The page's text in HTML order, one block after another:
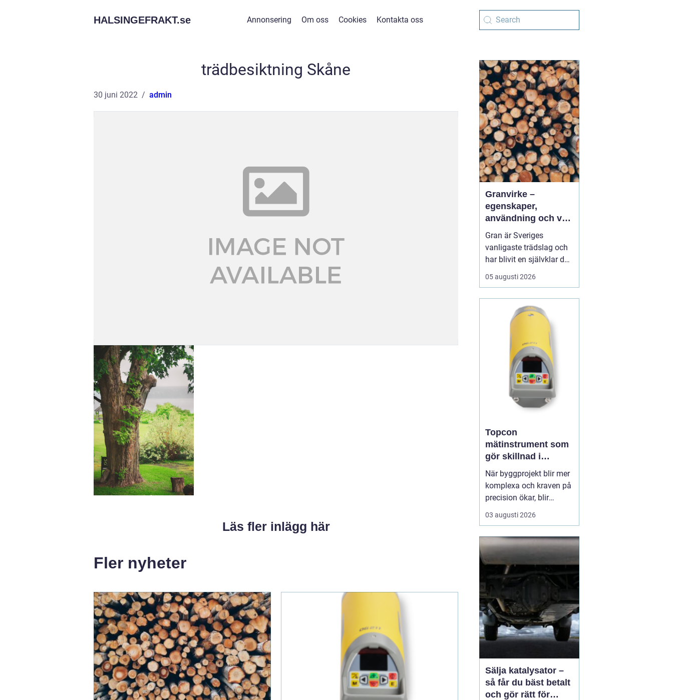
HALSINGEFRAKT.se Annonsering Om oss Cookies Kontakta oss
trädbesiktning Skåne
30 juni 2022 admin
Läs fler inlägg här
Fler nyheter
Granvirke –
egenskaper,
användning och val
för hållbart
byggande
Gran är Sveriges
vanligaste trädslag och
har blivit en självklar del
av allt från bostadshus
och lador till altaner och
om granvirke handlar det
om ett byggmaterial
som kombinerar låg vikt,
05 augusti 2026
Topcon
mätinstrument som
gör skillnad i
vardagen
När byggprojekt blir mer
komplexa och kraven på
precision ökar, blir
tillförlitliga
mätinstrument en
arbetet. Varje millimeter
kan påverka både
tidsplan, ekonomi och
slutresultat. Därför väljer
många företag att
arbeta med etablerade...
03 augusti 2026
Sälja katalysator –
så får du bäst betalt
och gör rätt för